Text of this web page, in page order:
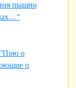
пышно
"Пою о
о